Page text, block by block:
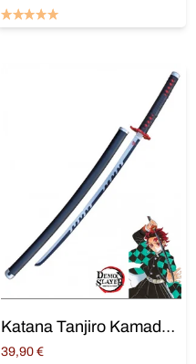
Ajouter au panier
Katana Tanjiro Kamado V2
39,90 €